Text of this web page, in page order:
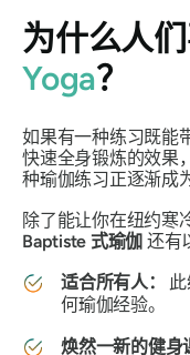
为什么人
Yoga？
如果有一种练习既能
快速全身锻炼的效果
种瑜伽练习正逐渐成
除了能让你在纽约寒
Baptiste 式瑜伽 还有
适合所有人：
何瑜伽经验。
焕然一新的健身